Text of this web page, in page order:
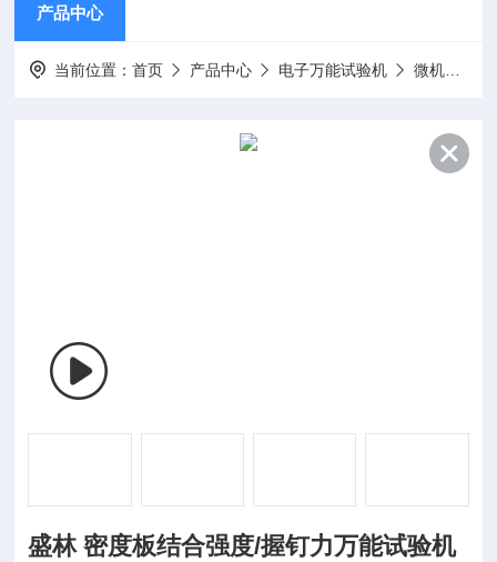
产品中心
当前位置：首页 产品中心 电子万能试验机 微机控制电子万能试验机
盛林 密度板结合强度/握钉力万能试验机